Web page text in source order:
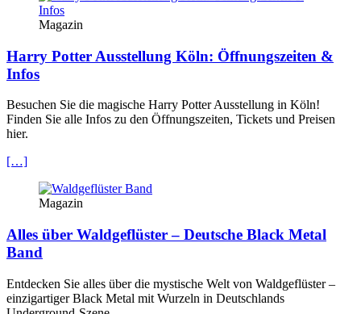
Magazin
Harry Potter Ausstellung Köln: Öffnungszeiten &
Infos
Besuchen Sie die magische Harry Potter Ausstellung in Köln!
Finden Sie alle Infos zu den Öffnungszeiten, Tickets und Preisen
hier.
[…]
Magazin
Alles über Waldgeflüster – Deutsche Black Metal
Band
Entdecken Sie alles über die mystische Welt von Waldgeflüster –
einzigartiger Black Metal mit Wurzeln in Deutschlands